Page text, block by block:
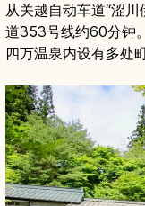
从关越自动车道“涩
道353号线约60分钟。
四万温泉内设有多处